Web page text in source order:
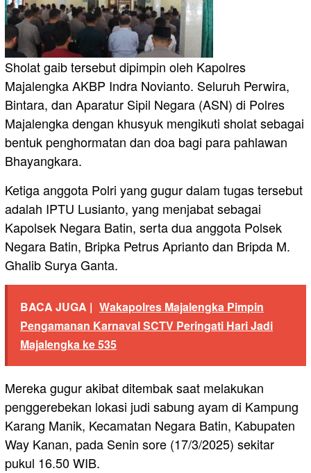
Sholat gaib tersebut dipimpin oleh Kapolres
Majalengka AKBP Indra Novianto. Seluruh Perwira,
Bintara, dan Aparatur Sipil Negara (ASN) di Polres
Majalengka dengan khusyuk mengikuti sholat sebagai
bentuk penghormatan dan doa bagi para pahlawan
Bhayangkara.
Ketiga anggota Polri yang gugur dalam tugas tersebut
adalah IPTU Lusianto, yang menjabat sebagai
Kapolsek Negara Batin, serta dua anggota Polsek
Negara Batin, Bripka Petrus Aprianto dan Bripda M.
Ghalib Surya Ganta.
BACA JUGA | Wakapolres Majalengka Pimpin
Pengamanan Karnaval SCTV Peringati Hari Jadi
Majalengka ke 535
Mereka gugur akibat ditembak saat melakukan
penggerebekan lokasi judi sabung ayam di Kampung
Karang Manik, Kecamatan Negara Batin, Kabupaten
Way Kanan, pada Senin sore (17/3/2025) sekitar
pukul 16.50 WIB.